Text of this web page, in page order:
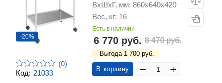
Код: 21033
-20%
(0)
ВхШхГ, мм: 860х640х420
Вес, кг: 16
Есть в наличии
6 770 руб. 8 470 руб.
Выгода 1 700 руб.
В корзину